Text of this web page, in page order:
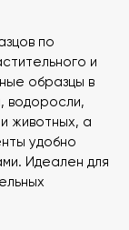
по
и
образцы в
водоросли,
животных, а
удобно
Идеален для